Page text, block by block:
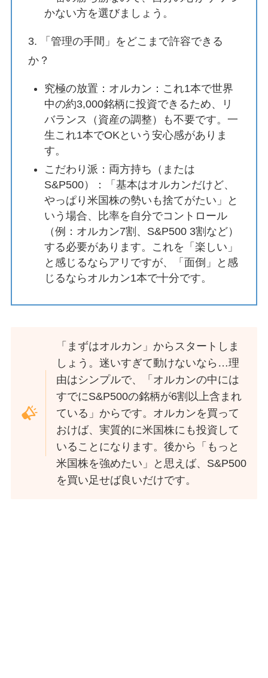
かない方を選びましょう。
3. 「管理の手間」をどこまで許容できる
か？
究極の放置：オルカン：これ1本で世界
中の約3,000銘柄に投資できるため、リ
バランス（資産の調整）も不要です。一
生これ1本でOKという安心感がありま
す。
こだわり派：両方持ち（または
S&P500）：「基本はオルカンだけど、
やっぱり米国株の勢いも捨てがたい」と
いう場合、比率を自分でコントロール
（例：オルカン7割、S&P500 3割など）
する必要があります。これを「楽しい」
と感じるならアリですが、「面倒」と感
じるならオルカン1本で十分です。
「まずはオルカン」からスタートしま
しょう。迷いすぎて動けないなら…理
由はシンプルで、「オルカンの中には
すでにS&P500の銘柄が6割以上含まれ
ている」からです。オルカンを買って
おけば、実質的に米国株にも投資して
いることになります。後から「もっと
米国株を強めたい」と思えば、S&P500
を買い足せば良いだけです。